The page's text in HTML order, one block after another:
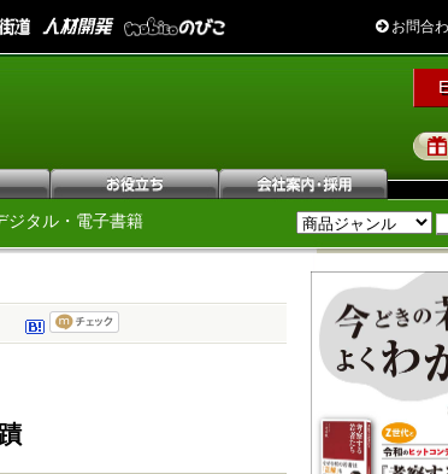
お問合
ジタル・電子書籍